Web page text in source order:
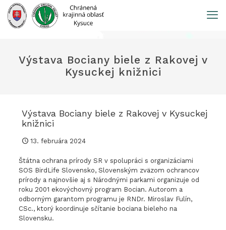
Prejsť
obsah
Výstava Bociany biele z Rakovej v
Kysuckej knižnici
Výstava Bociany biele z Rakovej v Kysuckej
knižnici
13. februára 2024
Štátna ochrana prírody SR v spolupráci s organizáciami
SOS BirdLife Slovensko, Slovenským zväzom ochrancov
prírody a najnovšie aj s Národnými parkami organizuje od
roku 2001 ekovýchovný program Bocian. Autorom a
odborným garantom programu je RNDr. Miroslav Fulín,
CSc., ktorý koordinuje sčítanie bociana bieleho na
Slovensku.